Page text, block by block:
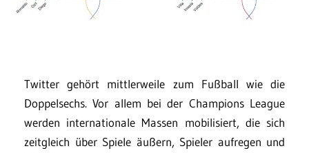
Twitter gehört mittlerweile zum Fußball wie die
Doppelsechs. Vor allem bei der Champions League
werden internationale Massen mobilisiert, die sich
zeitgleich über Spiele äußern, Spieler aufregen und